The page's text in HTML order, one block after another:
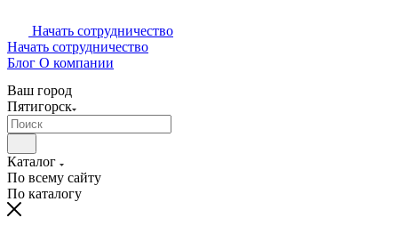
Начать сотрудничество
Начать сотрудничество
Блог О компании
Ваш город
Пятигорск
Каталог
По всему сайту
По каталогу